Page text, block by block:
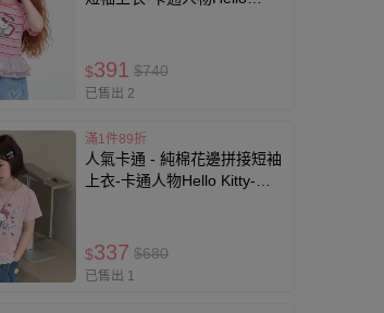
$391 $740
已售出 2
滿1件89折
人氣卡通 - 純棉花邊拼接短袖
上衣-卡通人物Hello Kitty-粉
$337 $680
已售出 1